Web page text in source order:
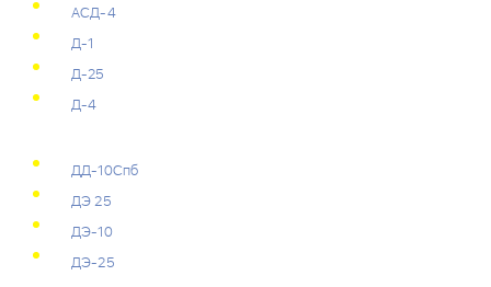
АСД-4
Д-1
Д-25
Д-4
ДД-10Спб
ДЭ 25
ДЭ-10
ДЭ-25